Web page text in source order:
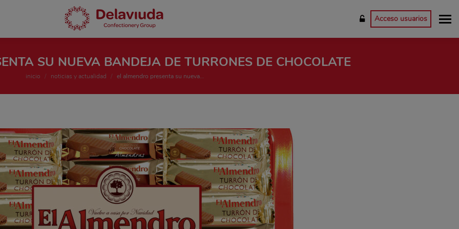
Acceso usuarios
SU NUEVA BANDEJA DE TURRONES DE CHOCOLATE
Estás aquí:
inicio noticias y actualidad el almendro presenta su nueva…